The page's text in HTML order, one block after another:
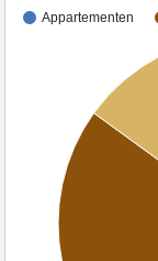
Appartementen